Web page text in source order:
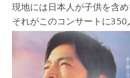
現地には日本人が子供を含
それがこのコンサートに350